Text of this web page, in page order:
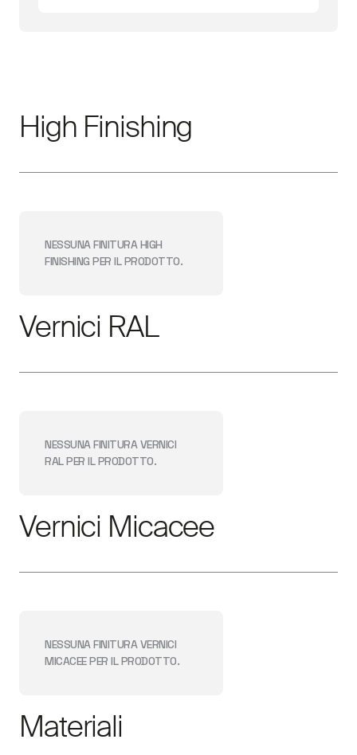
High Finishing
NESSUNA FINITURAHIGH
FINISHING PER IL PRODOTTO.
Vernici RAL
NESSUNA FINITURAVERNICI
RALPER IL PRODOTTO.
Vernici Micacee
NESSUNA FINITURAVERNICI
MICACEEPER IL PRODOTTO.
Materiali